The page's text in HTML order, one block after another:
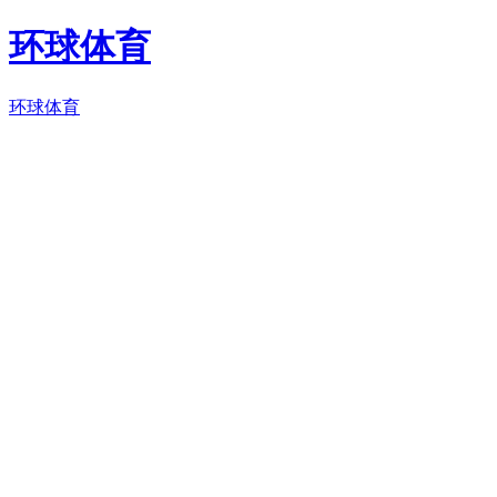
环球体育
环球体育